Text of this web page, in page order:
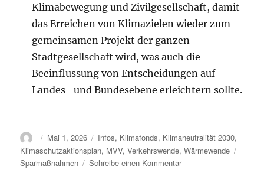
Klimabewegung und Zivilgesellschaft, damit
das Erreichen von Klimazielen wieder zum
gemeinsamen Projekt der ganzen
Stadtgesellschaft wird, was auch die
Beeinflussung von Entscheidungen auf
Landes- und Bundesebene erleichtern sollte.
AutorVeröffentlicht
am
Mai 1, 2026 Kategorien
Infos, Klimafonds, Klimaneutralität 2030,
Klimaschutzaktionsplan, MVV,Verkehrswende,Wärmewende
Sparmaßnahmen
Schreibe einen Kommentarzu